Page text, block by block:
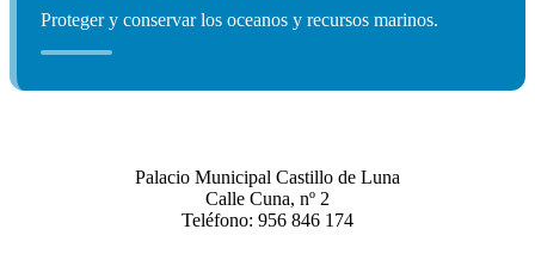
Proteger y conservar los oceanos y recursos marinos.
Palacio Municipal Castillo de Luna
Calle Cuna, nº 2
Teléfono: 956 846 174